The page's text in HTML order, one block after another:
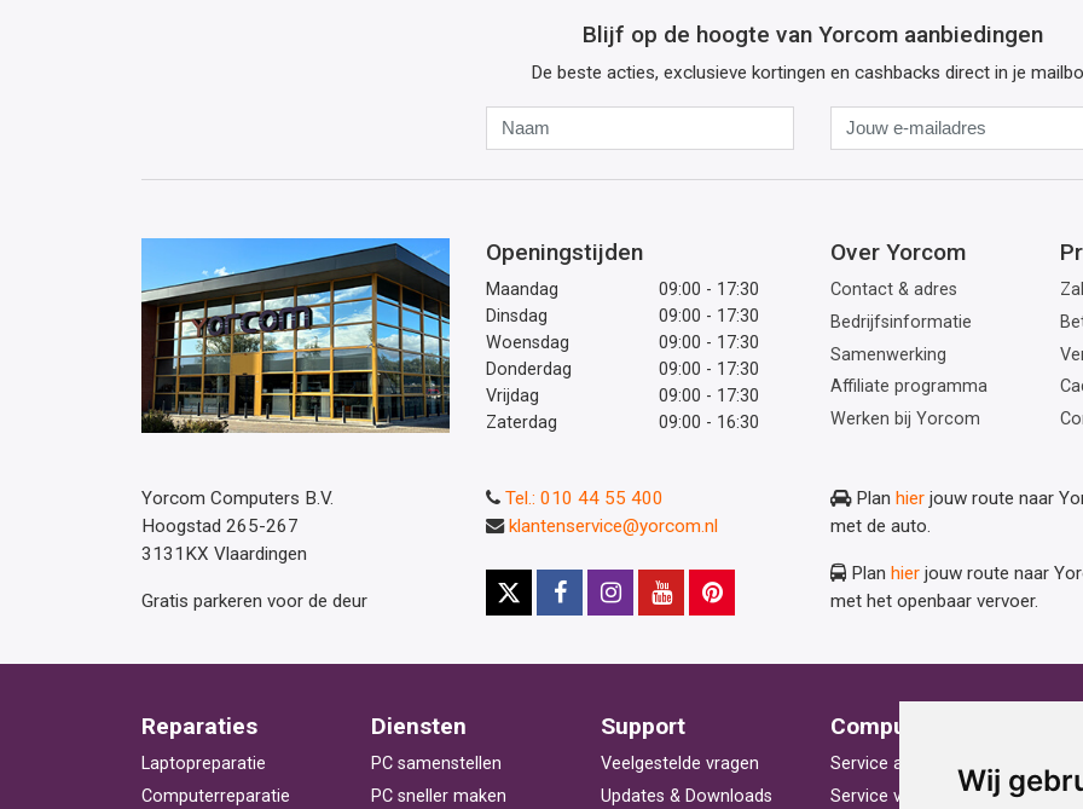
Wij
Blijf op de hoogte van Yorcom aanbiedingen
De beste acties, exclusieve kortingen en cashbacks direct in je
Jouw
e-
mailadres
Openingstijden
Maandag
09:00 - 17:30
Dinsdag
09:00 - 17:30
Woensdag
09:00 - 17:30
Donderdag
09:00 - 17:30
Vrijdag
09:00 - 17:30
Zaterdag
09:00 - 16:30
Over Yorcom
Contact & adres
Bedrijfsinformatie
Samenwerking
Affiliate programma
Werken bij Yorcom
Yorcom Computers B.V.
Hoogstad 265-267
3131KX Vlaardingen
Gratis parkeren voor de deur
Plan hier jouw route naar
met de auto.
Plan hier jouw route naar
met het openbaar vervoer.
Tel.: 010 44 55 400
klantenservice@yorcom.nl
Reparaties
Laptopreparatie
Computerreparatie
Diensten
PC samenstellen
PC sneller maken
Support
Veelgestelde vragen
Updates & Downloads
Computerhulp
Service aan huis
Service voor bedrijven